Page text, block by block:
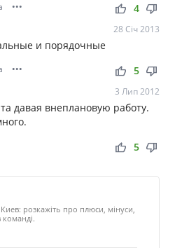
••• thumb_up thumb_down
4
28 Січ 2013
и порядочные
••• thumb_up thumb_down
5
3 Лип 2012
давая внеплановую работу.
thumb_up thumb_down
5
розкажіть про плюси, мінуси,